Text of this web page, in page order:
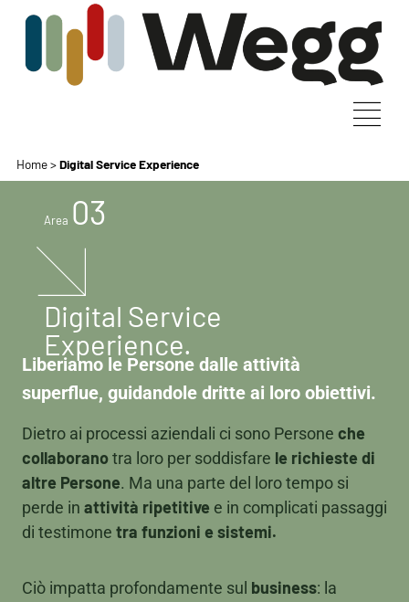
Home>Digital Service Experience
Area 03
Digital Service
Experience.
Liberiamo le Persone dalle attività
superflue, guidandole dritte ai loro obiettivi.
Dietro ai processi aziendali ci sono Persone che
collaboranotra loro per soddisfare le richieste di
altre Persone. Ma una parte del loro tempo si
perde in attività ripetitive e in complicati passaggi
di testimone tra funzioni e sistemi.
Ciò impatta profondamente sul business: la